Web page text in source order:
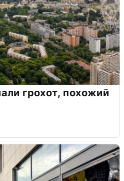
грохот, похожий